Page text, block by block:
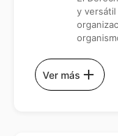
y
Ver más add